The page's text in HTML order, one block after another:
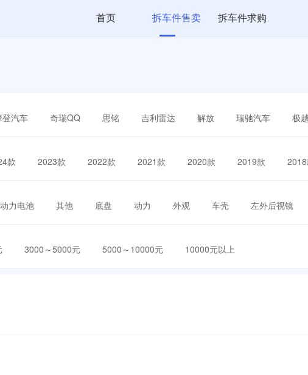
首页 拆车件售卖 拆车件求购
登汽车 奇瑞QQ 思铭 吉利雷达 解放 瑞驰汽车 极
款 2023款 2022款 2021款 2020款 2019款
动力电池 其他 底盘 动力 外观 车壳 左外后视镜
3000～5000元 5000～10000元 10000元以上